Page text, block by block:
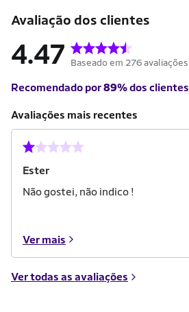
Avaliação dos clientes
4.47 Baseado em 276 avaliações
Recomendado por89%dos clientes
Avaliações mais recentes
Ester
Não gostei, não indico !
Ver mais
Ver todas as avaliações